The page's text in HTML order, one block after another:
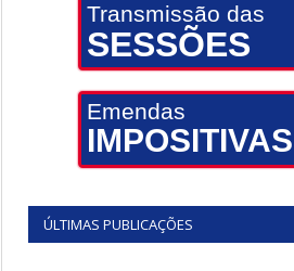
Transmissão das
SESSÕES
Emendas
IMPOSITIVAS
ÚLTIMAS PUBLICAÇÕES